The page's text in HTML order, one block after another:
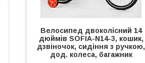
Велосипед двоколісний 14
дюймів SOFIA-N14-3, кошик,
дзвіночок, сидіння з ручкою,
дод. колеса, багажник